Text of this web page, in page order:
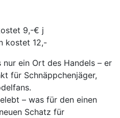
9,-€ j
kostet 12,-
ein Ort des Handels – er
für Schnäppchenjäger,
– was für den einen
Schatz für